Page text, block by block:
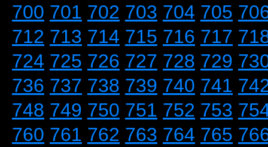
700 701 702 703 704 705
712 713 714 715 716 717
724 725 726 727 728 729
736 737 738 739 740 741
748 749 750 751 752 753
760 761 762 763 764 765